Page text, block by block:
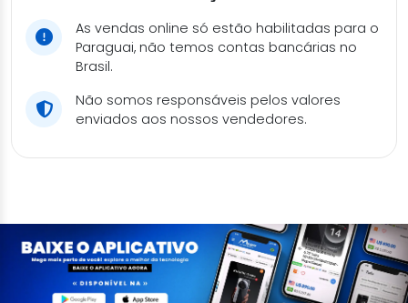
As vendas online só estão habilitadas para o
Paraguai, não temos contas bancárias no
Brasil.
Não somos responsáveis pelos valores
enviados aos nossos vendedores.